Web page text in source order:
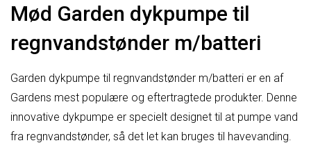
Mød Garden dykpumpe til
regnvandstønder m/batteri
Garden dykpumpe til regnvandstønder m/batteri er en af
Gardens mest populære og eftertragtede produkter. Denne
innovative dykpumpe er specielt designet til at pumpe vand
fra regnvandstønder, så det let kan bruges til havevanding.